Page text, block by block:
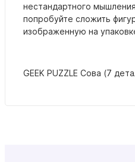
нестандартного
попробуйте сложить
изображенную на
GEEK PUZZLE Сова (7